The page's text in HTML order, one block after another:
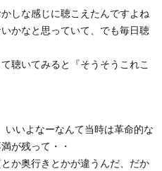
しな感じに聴こえたんですよね
かなと思っていて、でも毎日聴
聴いてみると『そうそうこれこ
いよなーなんて当時は革命的な
が残って・・
か奥行きとかが違うんだ、だか